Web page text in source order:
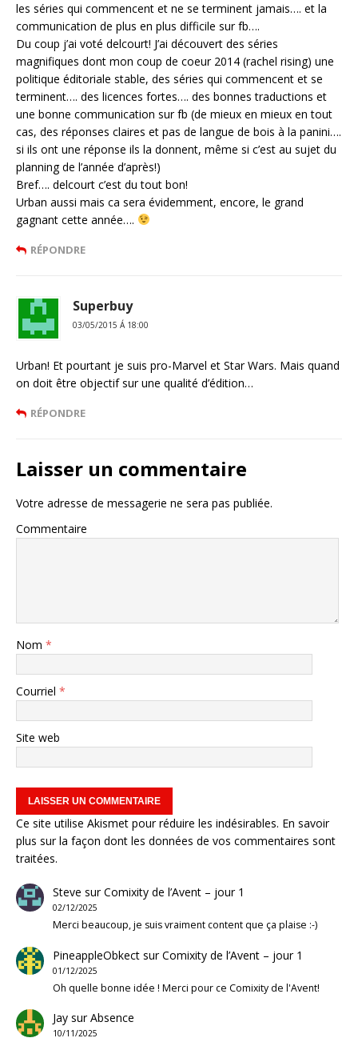
les séries qui commencent et ne se terminent jamais…. et la
communication de plus en plus difficile sur fb….
Du coup j’ai voté delcourt! J’ai découvert des séries
magnifiques dont mon coup de coeur 2014 (rachel rising) une
politique éditoriale stable, des séries qui commencent et se
terminent…. des licences fortes…. des bonnes traductions et
une bonne communication sur fb (de mieux en mieux en tout
cas, des réponses claires et pas de langue de bois à la panini….
si ils ont une réponse ils la donnent, même si c’est au sujet du
planning de l’année d’après!)
Bref…. delcourt c’est du tout bon!
Urban aussi mais ca sera évidemment, encore, le grand
gagnant cette année….
RÉPONDRE
Superbuy
03/05/2015 Á 18:00
Urban! Et pourtant je suis pro-Marvel et Star Wars. Mais quand
on doit être objectif sur une qualité d’édition…
RÉPONDRE
Laisser un commentaire
Votre adresse de messagerie ne sera pas publiée.
Commentaire
Nom *
Courriel *
Site web
Ce site utilise Akismet pour réduire les indésirables. En savoir
plus sur la façon dont les données de vos commentaires sont
traitées.
Steve surComixity de l’Avent – jour 1
02/12/2025
Merci beaucoup, je suis vraiment content que ça plaise :-)
PineappleObkectsurComixity de l’Avent – jour 1
01/12/2025
Oh quelle bonne idée ! Merci pour ce Comixity de l'Avent!
JaysurAbsence
10/11/2025